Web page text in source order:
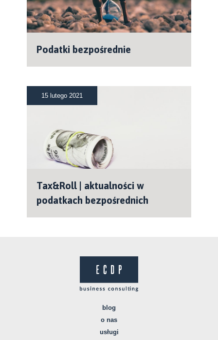
Podatki bezpośrednie
15 lutego 2021
Tax&Roll | aktualności w
podatkach bezpośrednich
blog
o nas
usługi